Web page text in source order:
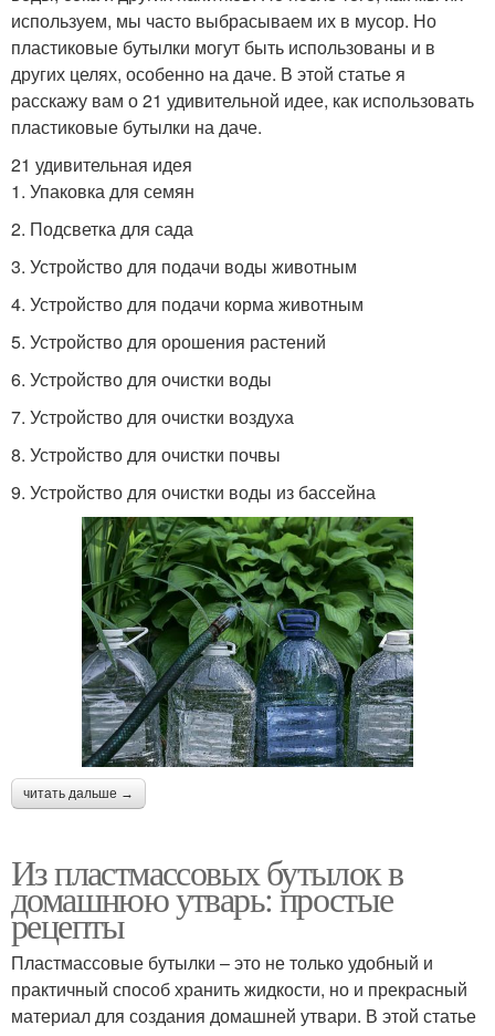
используем, мы часто выбрасываем их в мусор. Но
пластиковые бутылки могут быть использованы и в
других целях, особенно на даче. В этой статье я
расскажу вам о 21 удивительной идее, как использовать
пластиковые бутылки на даче.
21 удивительная идея
1. Упаковка для семян
2. Подсветка для сада
3. Устройство для подачи воды животным
4. Устройство для подачи корма животным
5. Устройство для орошения растений
6. Устройство для очистки воды
7. Устройство для очистки воздуха
8. Устройство для очистки почвы
9. Устройство для очистки воды из бассейна
читать дальше →
Из пластмассовых бутылок в
домашнюю утварь: простые
рецепты
Пластмассовые бутылки – это не только удобный и
практичный способ хранить жидкости, но и прекрасный
материал для создания домашней утвари. В этой статье